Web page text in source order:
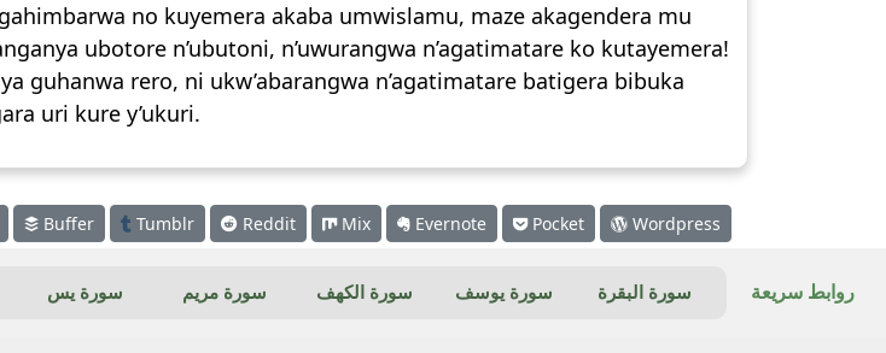
no kuyemera akaba umwislamu, maze akagendera mu
ubotore n’ubutoni, n’uwurangwa n’agatimatare ko kutayemera!
guhanwa rero, ni ukw’abarangwa n’agatimatare batigera bibuka
uri kure y’ukuri.
Buffer Tumblr Reddit Mix Evernote Pocket Wordpress
روابط سريعة سورة البقرة سورة يوسف سورة الكهف سورة مريم سورة يس